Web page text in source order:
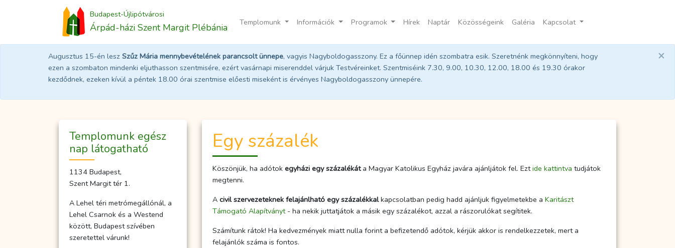
Budapest-Újlipótvárosi
Árpád-házi Szent Margit Plébánia Templomunk Információk Programok Hírek Naptár Közösségeink Galéria Kapcsolat
Augusztus 15-én leszSzűz Mária mennybevételének parancsolt ünnepe, vagyis Nagyboldogasszony. Ez a főünnep idén szombatra esik. Szeretnénk megkönnyíteni, hogy
ezen a szombaton mindenki eljuthasson szentmisére, ezért vasárnapi miserenddel várjuk Testvéreinket. Szentmiséink 7.30, 9.00, 10.30, 12.00, 18.00 és 19.30 órakor
kezdődnek, ezeken kívül a péntek 18.00 órai szentmise előesti miseként is érvényes Nagyboldogasszony ünnepére.
×
Egy százalék
Köszönjük, ha adótok egyházi egy százalékáta Magyar Katolikus Egyház javára ajánljátok fel. Eztide kattintva tudjátok
megtenni.
A civil szervezeteknek felajánlható egy százalékkalkapcsolatban pedig hadd ajánljuk figyelmetekbe a Karitászt
Támogató Alapítványt- ha nekik juttatjátok a másik egy százalékot, azzal a rászorulókat segítitek.
Számítunk rátok! Ha kedvezmények miatt nulla forint a befizetendő adótok, kérjük akkor is rendelkezzetek, mert a
felajánlók száma is fontos.
Temp­­lo­­munk egész
nap lá­to­gat­ha­tó
1134 Budapest,
Szent Margit tér 1.
A Lehel téri metrómegállónál, a
Lehel Csarnok és a Westend
között, Budapest szívében
szeretettel várunk!